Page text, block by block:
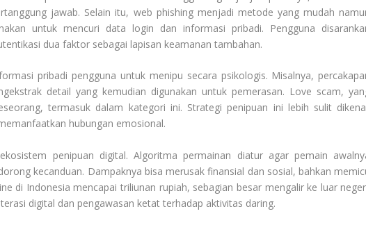
jawab. Selain itu, web phishing menjadi metode yang mudah
untuk mencuri data login dan informasi pribadi. Pengguna
dua faktor sebagai lapisan keamanan tambahan.
pribadi pengguna untuk menipu secara psikologis. Misalnya,
detail yang kemudian digunakan untuk pemerasan. Love scam,
termasuk dalam kategori ini. Strategi penipuan ini lebih sulit
hubungan emosional.
penipuan digital. Algoritma permainan diatur agar pemain
kecanduan. Dampaknya bisa merusak finansial dan sosial, bahkan
di Indonesia mencapai triliunan rupiah, sebagian besar mengalir ke luar
digital dan pengawasan ketat terhadap aktivitas daring.